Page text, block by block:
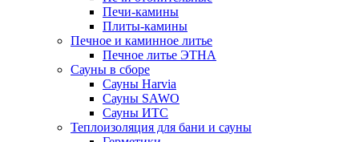
Печи-камины
Плиты-камины
Печное и каминное литье
Печное литье ЭТНА
Сауны в сборе
Cауны Harvia
Сауны SAWO
Сауны ИТС
Теплоизоляция для бани и сауны